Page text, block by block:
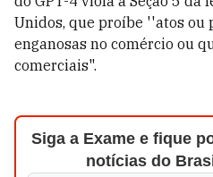
Unidos, que proíbe ''atos ou
enganosas no comércio ou
comerciais".
Siga a Exame e fique
notícias do